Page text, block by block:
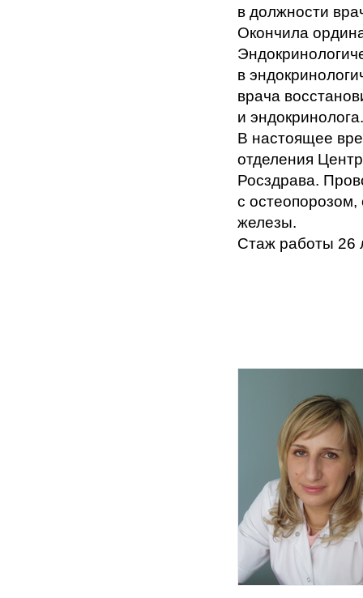
в должности
Окончила
в
врача
и эндокринолога.
В настоящее
отделения
Росздрава.
с
железы.
Стаж работы 26